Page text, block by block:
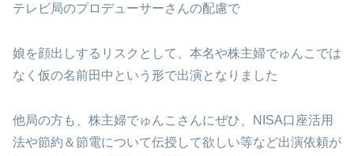
テレビ局のプロデューサーさんの配慮で
娘を顔出しするリスクとして、本名や株主婦でゅんこでは
なく仮の名前田中という形で出演となりました
他局の方も、株主婦でゅんこさんにぜひ、NISA口座活用
法や節約＆節電について伝授して欲しい等など出演依頼が